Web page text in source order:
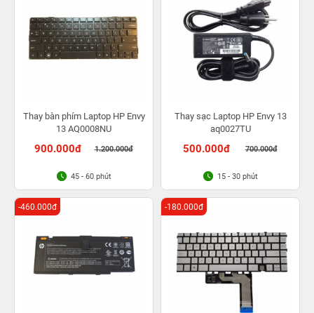
Thay bàn phím Laptop HP Envy
13 AQ0008NU
900.000đ 1.200.000đ
45 - 60 phút
Thay sạc Laptop HP Envy 13
aq0027TU
500.000đ 700.000đ
15 - 30 phút
-460.000đ -180.000đ